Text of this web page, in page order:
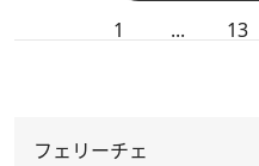
1 ... 13
フェリーチェ